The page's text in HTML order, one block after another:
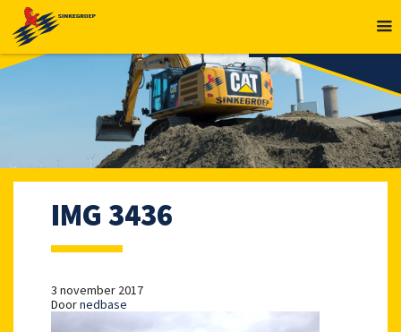
IMG 3436
3 november 2017
Doornedbase